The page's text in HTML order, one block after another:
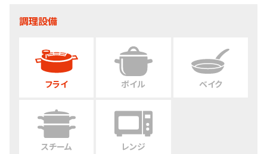
調理設備
フライ ボイル ベイク
スチーム レンジ